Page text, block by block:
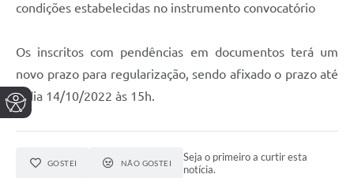
condições estabelecidas no instrumento convocatório
Os inscritos com pendências em documentos terá um
novo prazo para regularização, sendo afixado o prazo até
o dia 14/10/2022 às 15h.
GOSTEI NÃO GOSTEI
Seja o primeiro a curtir esta
notícia.